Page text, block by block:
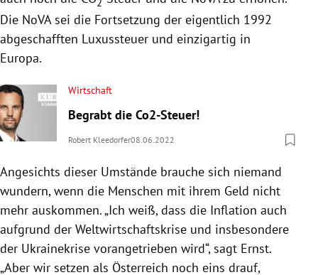
Die NoVA sei die Fortsetzung der eigentlich 1992
abgeschafften Luxussteuer und einzigartig in
Europa.
Wirtschaft
Begrabt die Co2-Steuer!
Robert Kleedorfer08.06.2022
Angesichts dieser Umstände brauche sich niemand
wundern, wenn die Menschen mit ihrem Geld nicht
mehr auskommen. „Ich weiß, dass die Inflation auch
aufgrund der Weltwirtschaftskrise und insbesondere
der Ukrainekrise vorangetrieben wird“, sagt Ernst.
„Aber wir setzen als Österreich noch eins drauf,